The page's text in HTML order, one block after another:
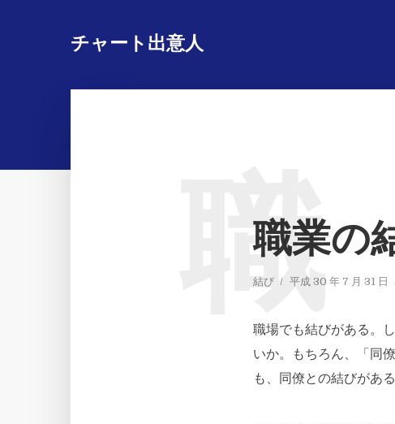
チャート出意人
職業の
結び 平成 30 年 7 月 31 日
職
職場でも結びがある。
いか。もちろん、「同
も、同僚との結びがあ